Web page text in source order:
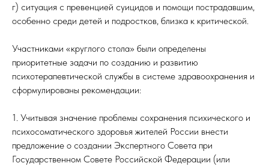
г) ситуация с превенцией суицидов и помощи пострадавшим,
особенно среди детей и подростков, близка к критической.
Участниками «круглого стола» были определены
приоритетные задачи по созданию и развитию
психотерапевтической службы в системе здравоохранения и
сформулированы рекомендации:
1. Учитывая значение проблемы сохранения психического и
психосоматического здоровья жителей России внести
предложение о создании Экспертного Совета при
Государственном Совете Российской Федерации (или